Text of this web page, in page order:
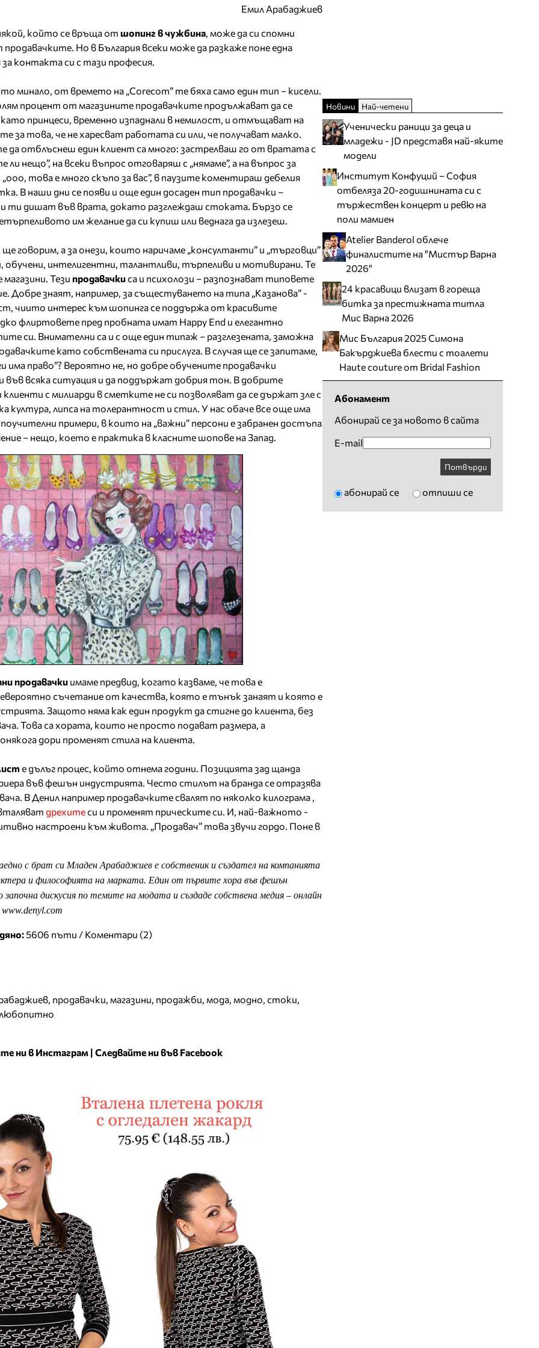
Емил Арабаджиев
който се връща от шопинг в чужбина , може да си спомни
продавачките. Но в България всеки може да разкаже поне една
контакта си с тази професия.
минало, от времето на „Corecom” те бяха само един тип – кисели.
процент от магазините продавачките продължават да се
принцеси, временно изпаднали в немилост, и отмъщават на
за това, че не харесват работата си или, че получават малко.
да отблъснеш един клиент са много: застрелваш го от вратата с
ли нещо”, на всеки въпрос отговаряш с „нямаме”, а на въпрос за
„ооо, това е много скъпо за вас”, в паузите коментираш дебелия
В наши дни се появи и още един досаден тип продавачки –
и ти дишат във врата, докато разглеждаш стоката. Бързо се
им желание да си купиш или веднага да излезеш.
ще говорим, а за онези, които наричаме „консултанти” и „търговци”
обучени, интелигентни, талантливи, търпеливи и мотивирани. Те
магазини. Тези продавачкиса и психолози – разпознават типовете
Добре знаят, например, за същестуването на типа „Казанова” -
чиито интерес към шопинга се поддържа от красивите
флиртовете пред пробната имат Happy End и елегантно
си. Внимателни са и с още един типаж – разглезената, заможна
като собствената си прислуга. В случая ще се запитаме,
има право”? Вероятно не, но добре обучените продавачки
във всяка ситуация и да поддържат добрия тон. В добрите
клиенти с милиарди в сметките не си позволяват да се държат зле с
култура, липса на толерантност и стил. У нас обаче все още има
примери, в които на „важни” персони е забранен достъпа
– нещо, което е практика в класните шопове на Запад.
продавачки имаме предвид, когато казваме, че това е
съчетание от качества, която е тънък занаят и която е
Защото няма как един продукт да стигне до клиента, без
Това са хората, които не просто подават размера, а
дори променят стила на клиента.
е дълъг процес, който отнема години. Позицията зад щанда
във фешън индустрията. Често стилът на бранда се отразява
В Денил например продавачките свалят по няколко килограма ,
дрехитеси и променят прическите си. И, най-важното -
настроени към живота. „Продавач” това звучи гордо. Поне в
с брат си Младен Арабаджиев е собственик и създател на компанията
и философията на марката. Един от първите хора във фешън
дискусия по темите на модата и създаде собствена медия – онлайн
5606 пъти / Коментари (2)
, продавачки, магазини, продажби, мода, модно, стоки,
любопитно
ни в Инстаграм | Следвайте ни във Facebook
Новини Най-четени
Ученически раници за деца и
младежи - JD представя най-яките
модели
Институт Конфуций – София
отбеляза 20-годишнината си с
тържествен концерт и ревю на
поли мамиен
Atelier Banderol облече
финалистите на "Мистър Варна
2026"
24 красавици влизат в гореща
битка за престижната титла
Мис Варна 2026
Мис България 2025 Симона
Бакърджиева блести с тоалети
Haute couture от Bridal Fashion
Абонамент
Абонирай се за новото в сайта
E-mail
Потвърди
абонирай се отпиши се